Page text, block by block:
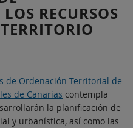
RECURSOS
de Ordenación Territorial de
de Canarias contempla
la planificación de
y urbanística, así como las